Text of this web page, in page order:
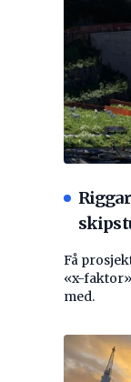
Få
«x-
med.